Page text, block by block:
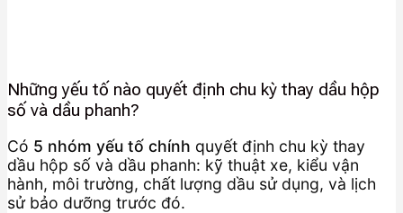
Những yếu tố nào quyết định chu kỳ thay dầu hộp
số và dầu phanh?
Có 5 nhóm yếu tố chính quyết định chu kỳ thay
dầu hộp số và dầu phanh: kỹ thuật xe, kiểu vận
hành, môi trường, chất lượng dầu sử dụng, và lịch
sử bảo dưỡng trước đó.